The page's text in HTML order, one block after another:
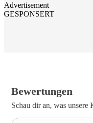
Advertisement
GESPONSERT
Bewertungen
Schau dir an, was unsere